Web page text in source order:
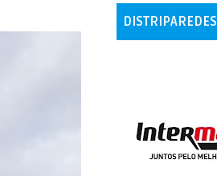
DISTRIPAREDES